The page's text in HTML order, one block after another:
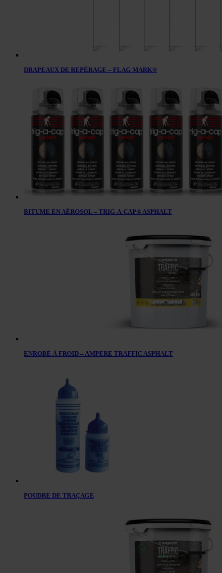
DRAPEAUX DE REPÉRAGE – FLAG MARK®
BITUME EN AÉROSOL – TRIG-A-CAP® ASPHALT
ENROBÉ À FROID – AMPERE TRAFFIC ASPHALT
POUDRE DE TRAÇAGE